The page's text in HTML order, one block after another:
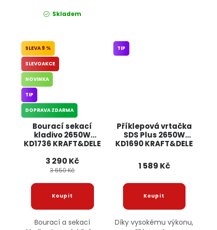
Skladem
Bourací sekací
kladivo 2650W
KD1736 KRAFT&DELE
9 %
SLEVOAKCE
NOVINKA
TIP
DOPRAVA ZDARMA
3 290 Kč
3 650 Kč
Bourací a sekací
Příklepová vrtačka
SDS Plus 2650W
KD1690 KRAFT&DELE
TIP
1 589 Kč
Díky vysokému výkonu,